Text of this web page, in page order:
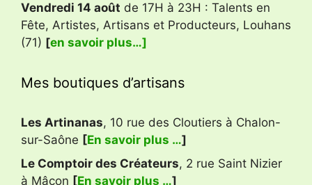
Vendredi 14 août de 17H à 23H : Talents en
Fête, Artistes, Artisans et Producteurs, Louhans
(71) [en savoir plus…]
Mes boutiques d’artisans
Les Artinanas, 10 rue des Cloutiers à Chalon-
sur-Saône [En savoir plus …]
Le Comptoir des Créateurs, 2 rue Saint Nizier
à Mâcon [En savoir plus …]